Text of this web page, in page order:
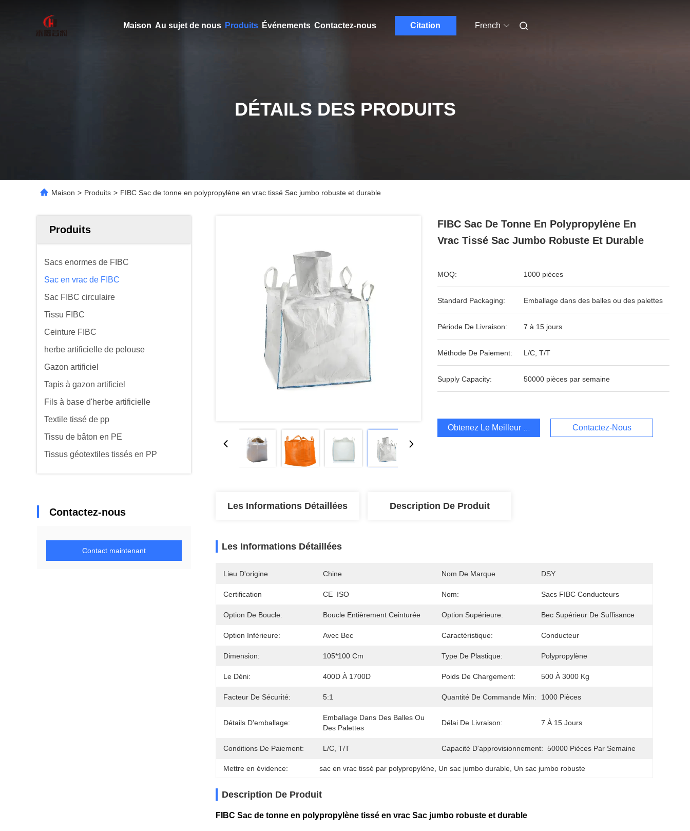
Maison Au sujet de nous Produits Événements Contactez-nous Citation French
DÉTAILS DES PRODUITS
Maison > Produits > FIBC Sac de tonne en polypropylène en vrac tissé Sac jumbo robuste et durable
Produits
Sacs enormes de FIBC
Sac en vrac de FIBC
Sac FIBC circulaire
Tissu FIBC
Ceinture FIBC
herbe artificielle de pelouse
Gazon artificiel
Tapis à gazon artificiel
Fils à base d'herbe artificielle
Textile tissé de pp
Tissu de bâton en PE
Tissus géotextiles tissés en PP
Contactez-nous
Contact maintenant
FIBC Sac De Tonne En Polypropylène En
Vrac Tissé Sac Jumbo Robuste Et Durable
MOQ: 1000 pièces
Standard Packaging: Emballage dans des balles ou des palettes
Période De Livraison: 7 à 15 jours
Méthode De Paiement: L/C, T/T
Supply Capacity: 50000 pièces par semaine
Obtenez Le Meilleur Prix Contactez-Nous
Les Informations Détaillées Description De Produit
Les Informations Détaillées
Lieu D'origine Chine Nom De Marque DSY
Certification CE  ISO Nom: Sacs FIBC Conducteurs
Option De Boucle: Boucle Entièrement Ceinturée Option Supérieure: Bec Supérieur De Suffisance
Option Inférieure: Avec Bec Caractéristique: Conducteur
Dimension: 105*100 Cm Type De Plastique: Polypropylène
Le Déni: 400D À 1700D Poids De Chargement: 500 À 3000 Kg
Facteur De Sécurité: 5:1 Quantité De Commande Min: 1000 Pièces
Détails D'emballage:
Emballage Dans Des Balles Ou
Des Palettes
Délai De Livraison: 7 À 15 Jours
Conditions De Paiement: L/C, T/T Capacité D'approvisionnement: 50000 Pièces Par Semaine
Mettre en évidence: sac en vrac tissé par polypropylène Un sac jumbo durable Un sac jumbo robuste
Description De Produit
FIBC Sac de tonne en polypropylène tissé en vrac Sac jumbo robuste et durable